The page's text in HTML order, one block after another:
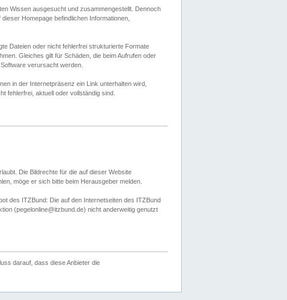
Wissen ausgesucht und zusammengestellt. Dennoch
Homepage befindlichen Informationen,
Dateien oder nicht fehlerfrei strukturierte Formate
Gleiches gilt für Schäden, die beim Aufrufen oder
verursacht werden.
in der Internetpräsenz ein Link unterhalten wird,
fehlerfrei, aktuell oder vollständig sind.
Die Bildrechte für die auf dieser Website
möge er sich bitte beim Herausgeber melden.
des ITZBund: Die auf den Internetseiten des ITZBund
(pegelonline@itzbund.de) nicht anderweitig genutzt
darauf, dass diese Anbieter die